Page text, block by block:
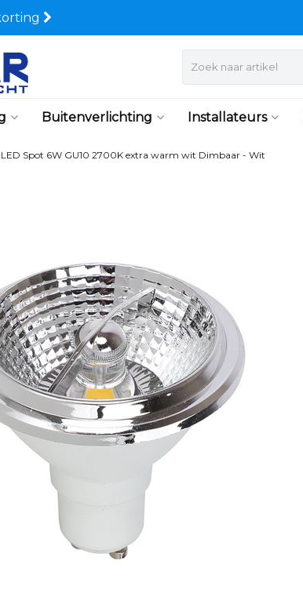
Buitenverlichting Installateurs
Spot 6W GU10 2700K extra warm wit Dimbaar - Wit